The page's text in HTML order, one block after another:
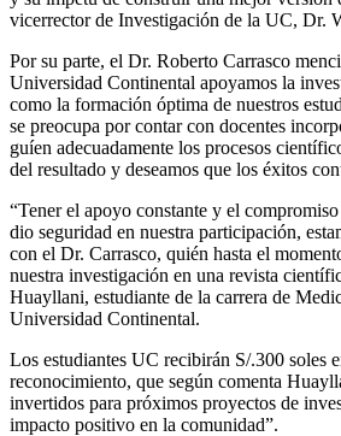
vicerrector de Investigación de la UC, Dr.
Por su parte, el Dr. Roberto Carrasco
Universidad Continental apoyamos la
como la formación óptima de nuestros
se preocupa por contar con docentes
guíen adecuadamente los procesos
del resultado y deseamos que los éxitos
“Tener el apoyo constante y el
dio seguridad en nuestra participación,
con el Dr. Carrasco, quién hasta el
nuestra investigación en una revista
Huayllani, estudiante de la carrera de
Universidad Continental.
Los estudiantes UC recibirán S/.300 soles
reconocimiento, que según comenta
invertidos para próximos proyectos de
impacto positivo en la comunidad”.